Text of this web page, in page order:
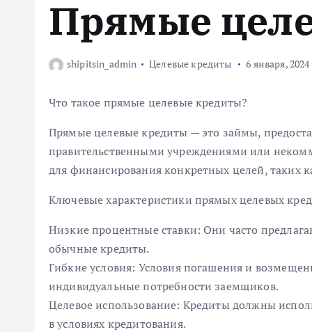
Прямые
shipitsin_admin Целевые кредиты 6 января, 2024
Что такое прямые целевые кредиты?
Прямые целевые кредиты — это займы,
правительственными учреждениями или
для финансирования конкретных целей, таких
Ключевые характеристики прямых целевых
Низкие процентные ставки: Они часто
обычные кредиты.
Гибкие условия: Условия погашения и
индивидуальные потребности заемщиков.
Целевое использование: Кредиты должны
в условиях кредитования.